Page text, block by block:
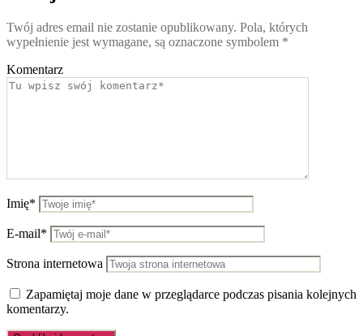
Twój adres email nie zostanie opublikowany. Pola, których
wypełnienie jest wymagane, są oznaczone symbolem *
Komentarz
Imię*
E-mail*
Strona internetowa
Zapamiętaj moje dane w przeglądarce podczas pisania kolejnych
komentarzy.